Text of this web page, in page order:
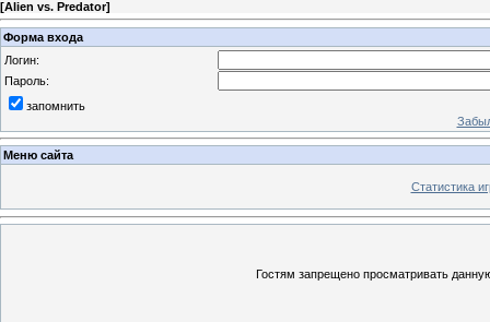
[Alien vs. Predator]
Форма входа
Логин:
Пароль:
запомнить
Меню сайта
Статистика
Гостям запрещено просматривать